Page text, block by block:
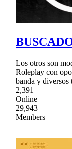
Los otros son
Roleplay con
banda y diversos
2,391
Online
29,943
Members